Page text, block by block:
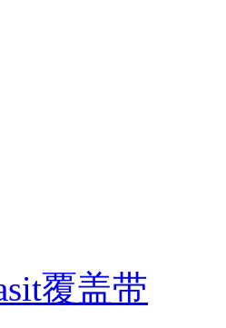
覆盖带